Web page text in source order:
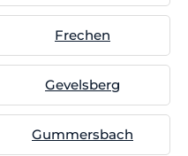
Frechen
Gevelsberg
Gummersbach